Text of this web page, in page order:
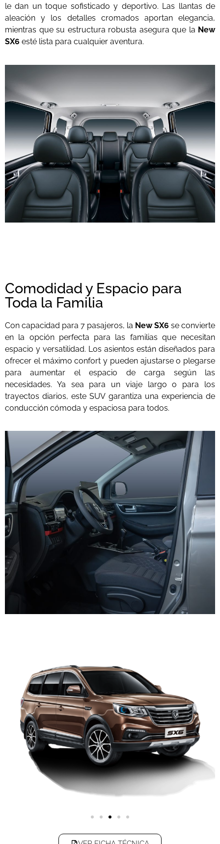
le dan un toque sofisticado y deportivo. Las llantas de
aleación y los detalles cromados aportan elegancia,
mientras que su estructura robusta asegura que la New
SX6 esté lista para cualquier aventura.
Comodidad y Espacio para
Toda la Familia
Con capacidad para 7 pasajeros, la New SX6 se convierte
en la opción perfecta para las familias que necesitan
espacio y versatilidad. Los asientos están diseñados para
ofrecer el máximo confort y pueden ajustarse o plegarse
para aumentar el espacio de carga según las
necesidades. Ya sea para un viaje largo o para los
trayectos diarios, este SUV garantiza una experiencia de
conducción cómoda y espaciosa para todos.